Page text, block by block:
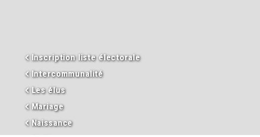
Inscription liste électorale
Intercommunalité
Les élus
Mariage
Naissance